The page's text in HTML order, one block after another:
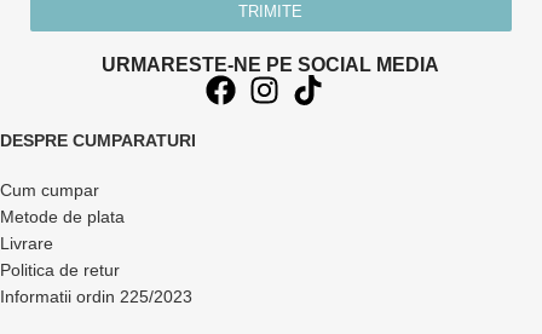
TRIMITE
URMARESTE-NE PE SOCIAL MEDIA
DESPRE CUMPARATURI
Cum cumpar
Metode de plata
Livrare
Politica de retur
Informatii ordin 225/2023